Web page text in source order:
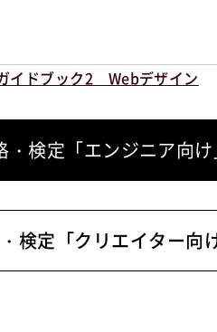
イドブック2 Webデザイン
・検定「エンジニア向
検定「クリエイター向